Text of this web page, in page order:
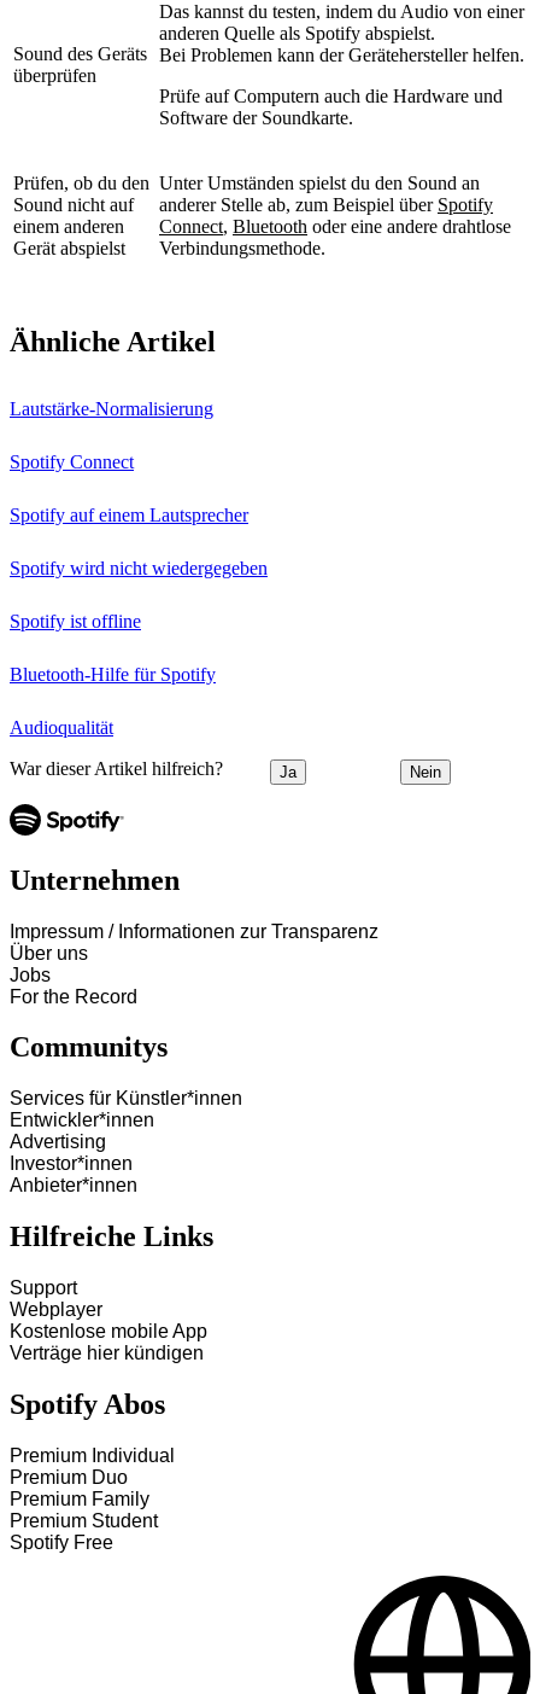
Sound des Geräts
überprüfen
Das kannst du testen, indem du Audio von einer
anderen Quelle als Spotify abspielst.
Bei Problemen kann der Gerätehersteller helfen.
Prüfe auf Computern auch die Hardware und
Software der Soundkarte.
Prüfen, ob du den
Sound nicht auf
einem anderen
Gerät abspielst
Unter Umständen spielst du den Sound an
anderer Stelle ab, zum Beispiel über Spotify
Connect, Bluetooth oder eine andere drahtlose
Verbindungsmethode.
Ähnliche Artikel
Lautstärke-Normalisierung
Spotify Connect
Spotify auf einem Lautsprecher
Spotify wird nicht wiedergegeben
Spotify ist offline
Bluetooth-Hilfe für Spotify
Audioqualität
War dieser Artikel hilfreich? Ja Nein
Unternehmen
Impressum / Informationen zur Transparenz
Über uns
Jobs
For the Record
Communitys
Services für Künstler*innen
Entwickler*innen
Advertising
Investor*innen
Anbieter*innen
Hilfreiche Links
Support
Webplayer
Kostenlose mobile App
Verträge hier kündigen
Spotify Abos
Premium Individual
Premium Duo
Premium Family
Premium Student
Spotify Free